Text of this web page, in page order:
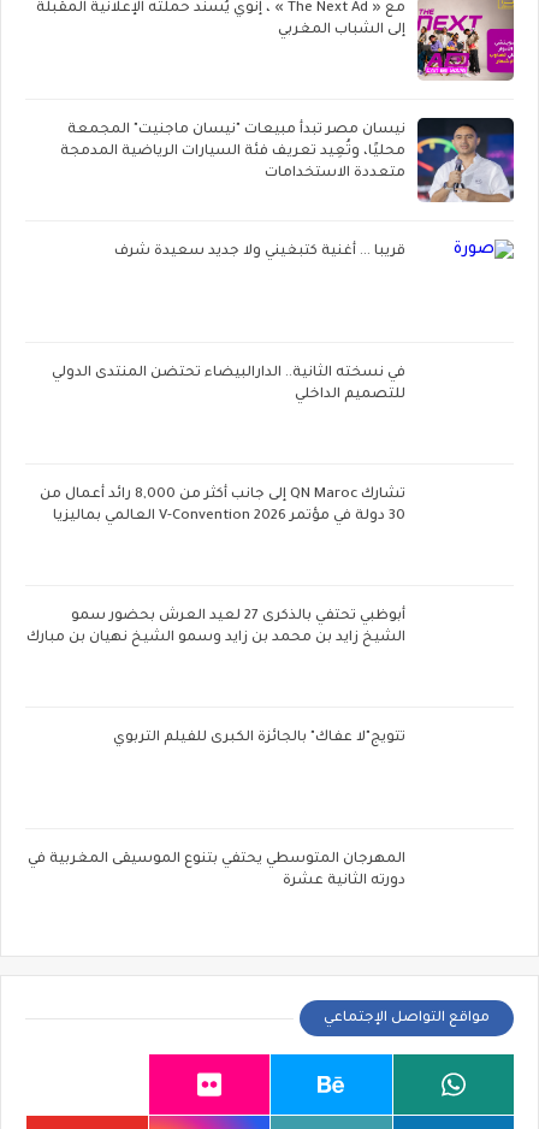
مع « The Next Ad » ، إنوي يُسند حملته الإعلانية المقبلة
إلى الشباب المغربي
نيسان مصر تبدأ مبيعات "نيسان ماجنيت" المجمعة
محليًا، وتُعِيد تعريف فئة السيارات الرياضية المدمجة
متعددة الاستخدامات
قريبا ... أغنية كتبغيني ولا جديد سعيدة شرف
في نسخته الثانية.. الدارالبيضاء تحتضن المنتدى الدولي
للتصميم الداخلي
تشارك QN Maroc إلى جانب أكثر من 8,000 رائد أعمال من
30 دولة في مؤتمر V-Convention 2026 العالمي بماليزيا
أبوظبي تحتفي بالذكرى 27 لعيد العرش بحضور سمو
الشيخ زايد بن محمد بن زايد وسمو الشيخ نهيان بن مبارك
تتويج"لا عفاك" بالجائزة الكبرى للفيلم التربوي
المهرجان المتوسطي يحتفي بتنوع الموسيقى المغربية في
دورته الثانية عشرة
مواقع التواصل الإجتماعي